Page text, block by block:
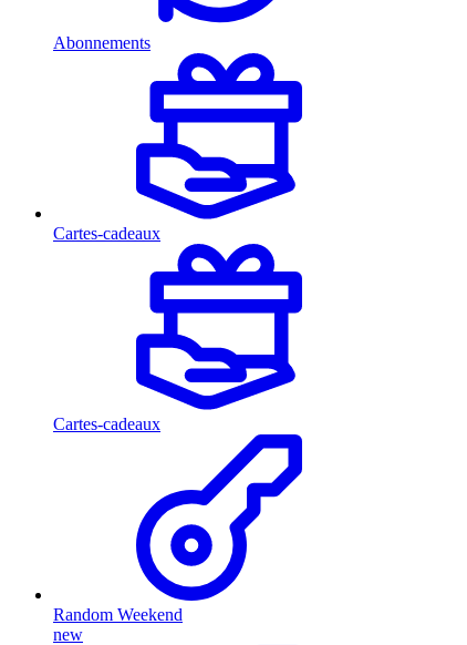
Abonnements
Cartes-cadeaux
Cartes-cadeaux
Random Weekend
new